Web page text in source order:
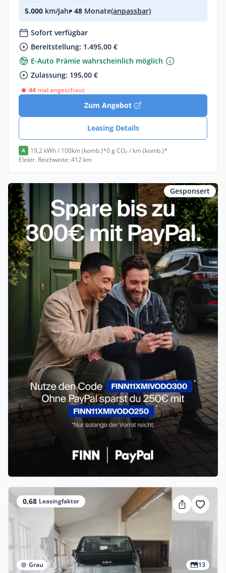
5.000 km/Jahr• 48 Monate(anpassbar)
Sofort verfügbar
Bereitstellung: 1.495,00 €
E-Auto Prämie wahrscheinlich möglich
Zulassung: 195,00 €
44 mal angeschaut
Zum Angebot
Leasing Details
A 19,2 kWh / 100km (komb.)*0 g CO₂ / km (komb.)*
Elektr. Reichweite: 412 km
Gesponsert
0,68 Leasingfaktor
Grau 13